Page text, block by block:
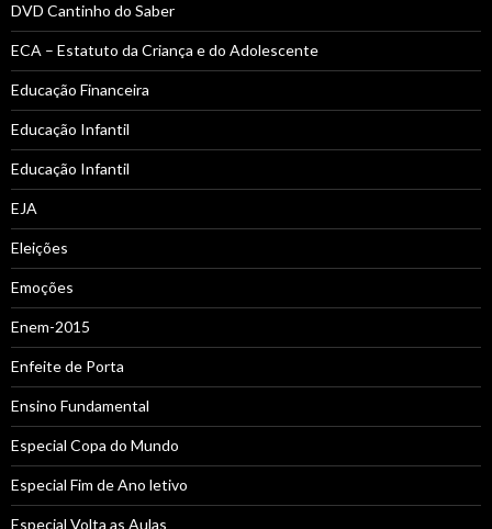
DVD Cantinho do Saber
ECA – Estatuto da Criança e do Adolescente
Educação Financeira
Educação Infantil
Educação Infantil
EJA
Eleições
Emoções
Enem-2015
Enfeite de Porta
Ensino Fundamental
Especial Copa do Mundo
Especial Fim de Ano letivo
Especial Volta as Aulas